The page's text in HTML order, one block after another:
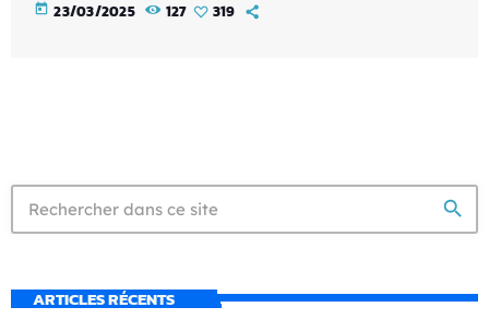
today 23/03/2025 127 319
search
ARTICLES RÉCENTS